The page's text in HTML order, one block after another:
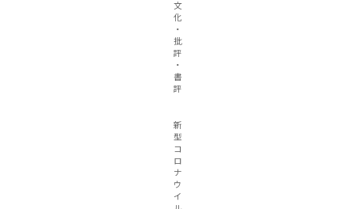
文
化
・
批
評
・
書
評
新
型
コ
ロ
ナ
ウ
イ